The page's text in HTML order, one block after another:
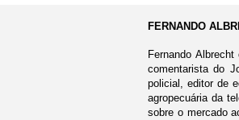
FERNANDO
Fernando
comentarista do
policial, editor de
agropecuária da
sobre o mercado